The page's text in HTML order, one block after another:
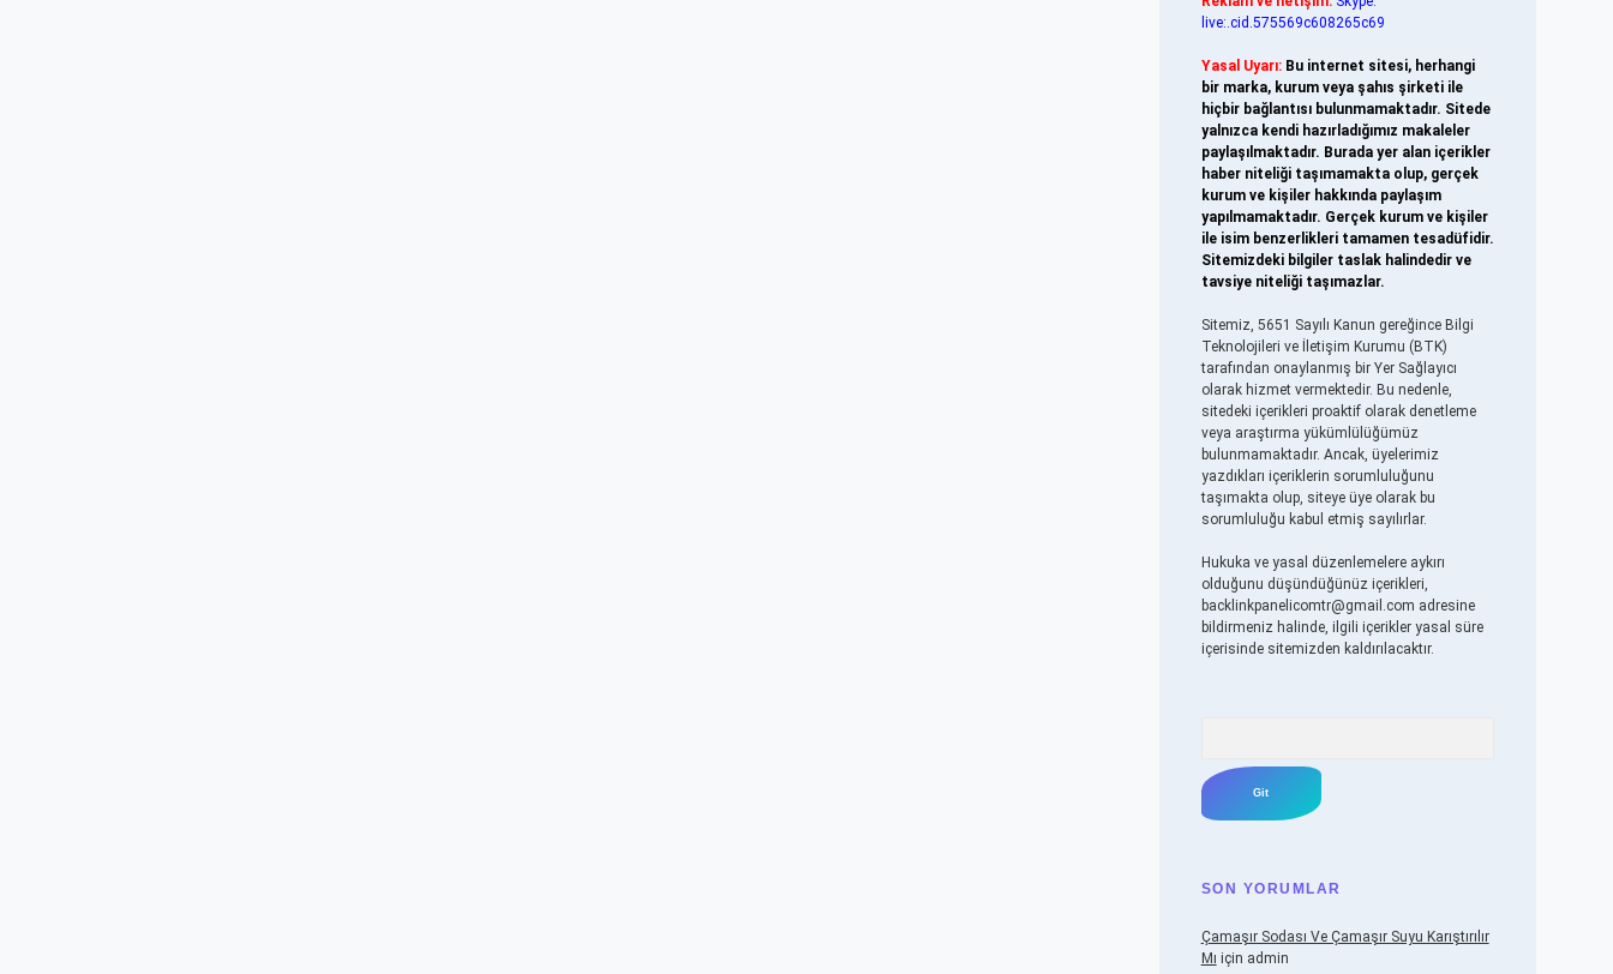
live:.cid.575569c608265c69
Yasal Uyarı: Bu internet sitesi, herhangi
bir marka, kurum veya şahıs şirketi ile
hiçbir bağlantısı bulunmamaktadır. Sitede
yalnızca kendi hazırladığımız makaleler
paylaşılmaktadır. Burada yer alan içerikler
haber niteliği taşımamakta olup, gerçek
kurum ve kişiler hakkında paylaşım
yapılmamaktadır. Gerçek kurum ve kişiler
ile isim benzerlikleri tamamen tesadüfidir.
Sitemizdeki bilgiler taslak halindedir ve
tavsiye niteliği taşımazlar.
Sitemiz, 5651 Sayılı Kanun gereğince Bilgi
Teknolojileri ve İletişim Kurumu (BTK)
tarafından onaylanmış bir Yer Sağlayıcı
olarak hizmet vermektedir. Bu nedenle,
sitedeki içerikleri proaktif olarak denetleme
veya araştırma yükümlülüğümüz
bulunmamaktadır. Ancak, üyelerimiz
yazdıkları içeriklerin sorumluluğunu
taşımakta olup, siteye üye olarak bu
sorumluluğu kabul etmiş sayılırlar.
Hukuka ve yasal düzenlemelere aykırı
olduğunu düşündüğünüz içerikleri,
backlinkpanelicomtr@gmail.com adresine
bildirmeniz halinde, ilgili içerikler yasal süre
içerisinde sitemizden kaldırılacaktır.
SON YORUMLAR
Çamaşır Sodası Ve Çamaşır Suyu Karıştırılır
Mı için admin